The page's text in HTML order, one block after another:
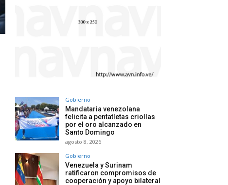
Gobierno
Mandataria venezolana
felicita a pentatletas criollas
por el oro alcanzado en
Santo Domingo
agosto 8, 2026
Gobierno
Venezuela y Surinam
ratificaron compromisos de
cooperación y apoyo bilateral